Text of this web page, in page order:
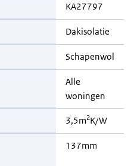
KA27797
Dakisolatie
Schapenwol
Alle
woningen
3,5m2K/W
137mm